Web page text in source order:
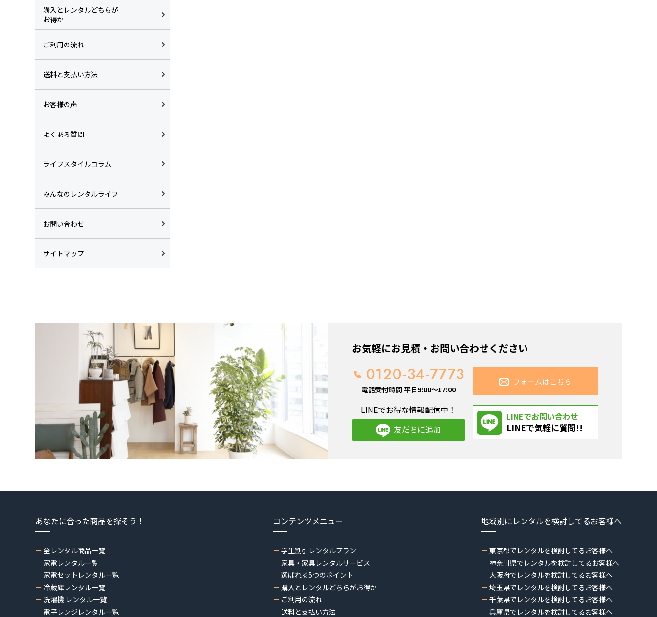
購入とレンタルどちらが
お得か
ご利用の流れ
送料と支払い方法
お客様の声
よくある質問
ライフスタイルコラム
みんなのレンタルライフ
お問い合わせ
サイトマップ
お気軽にお見積・お問い合わせください
0120-34-7773
電話受付時間 平日9:00～17:00
フォームはこちら
LINEでお得な情報配信中！
友だちに追加
LINEでお問い合わせ
LINEで気軽に質問!!
あなたに合った商品を探そう！
全レンタル商品一覧
家電レンタル一覧
家電セットレンタル一覧
冷蔵庫レンタル一覧
洗濯機 レンタル一覧
電子レンジレンタル一覧
コンテンツメニュー
学生割引レンタルプラン
家具・家具レンタルサービス
選ばれる5つのポイント
購入とレンタルどちらがお得か
ご利用の流れ
送料と支払い方法
地域別にレンタルを検討してるお客様へ
東京都でレンタルを検討してるお客様へ
神奈川県でレンタルを検討してるお客様へ
大阪府でレンタルを検討してるお客様へ
埼玉県でレンタルを検討してるお客様へ
千葉県でレンタルを検討してるお客様へ
兵庫県でレンタルを検討してるお客様へ